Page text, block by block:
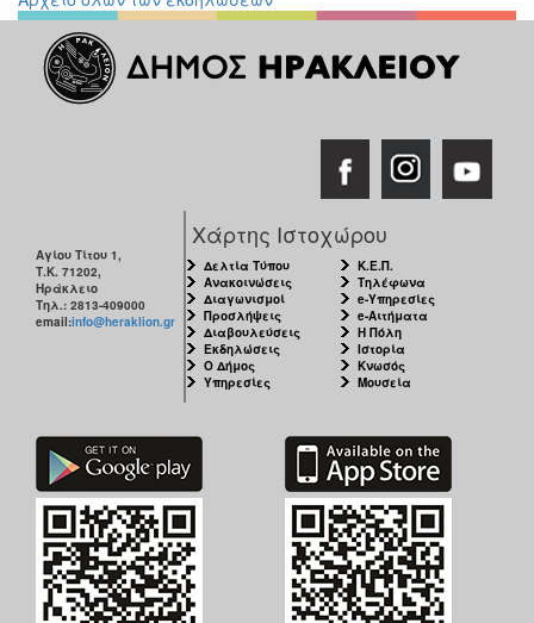
ΠΟΛΙΤΙΣΜΟΣ
ΑΝΘΕΚΤΙΚΗ
Αγίου Τίτου 1,
Τ.Κ. 71202,
Ηράκλειο
Τηλ.: 2813-409000
email:info@heraklion.gr
Χάρτης Ιστοχώρου
Δελτία Τύπου
Ανακοινώσεις
Διαγωνισμοί
Προσλήψεις
Διαβουλεύσεις
Εκδηλώσεις
Ο Δήμος
Υπηρεσίες
Κ.Ε.Π.
Τηλέφωνα
e-Υπηρεσίες
e-Αιτήματα
Η Πόλη
Ιστορία
Κνωσός
Μουσεία